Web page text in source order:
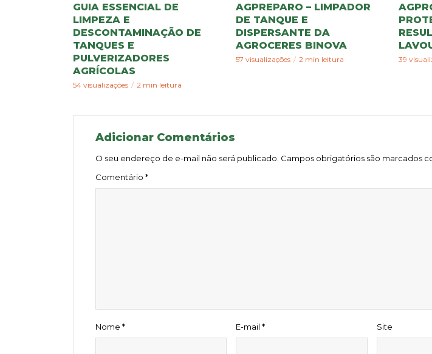
GUIA ESSENCIAL DE
LIMPEZA E
DESCONTAMINAÇÃO DE
TANQUES E
PULVERIZADORES
AGRÍCOLAS
54 visualizações 2 min leitura
AGPREPARO – LIMPADOR
DE TANQUE E
DISPERSANTE DA
AGROCERES BINOVA
57 visualizações 2 min leitura 39
Adicionar Comentários
O seu endereço de e-mail não será publicado. Campos obrigatórios são marcados
Comentário *
Nome * E-mail* Site